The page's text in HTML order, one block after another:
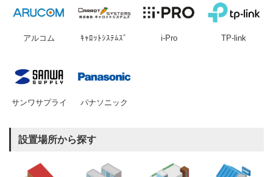
アルコム ｷｬﾛｯﾄｼｽﾃﾑｽﾞ i-Pro TP-link
サンワサプライ パナソニック
設置場所から探す